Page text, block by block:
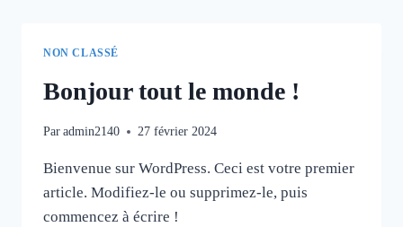
NON CLASSÉ
Bonjour tout le monde !
Par admin2140 27 février 2024
Bienvenue sur WordPress. Ceci est votre premier
article. Modifiez-le ou supprimez-le, puis
commencez à écrire !